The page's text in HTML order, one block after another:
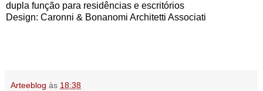
dupla função para residências e escritórios
Design: Caronni & Bonanomi Architetti Associati
Arteeblog às 18:38